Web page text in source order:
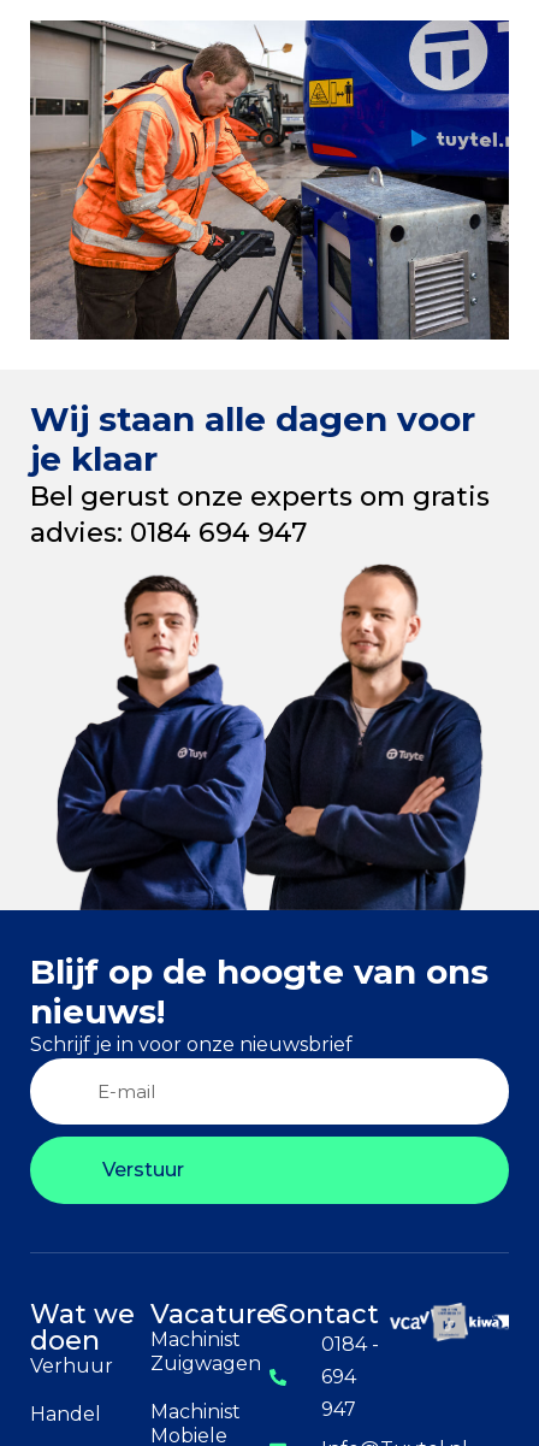
Wij staan alle dagen voor
je klaar
Bel gerust onze experts om gratis
advies: 0184 694 947
Blijf op de hoogte van ons
nieuws!
Schrijf je in voor onze nieuwsbrief
Verstuur
Wat we
doen
Verhuur
Handel
Vacatures
Machinist
Zuigwagen
Machinist
Mobiele
Contact
0184 -
694
947